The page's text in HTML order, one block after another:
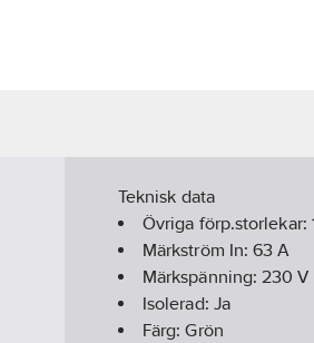
Teknisk data
Övriga förp.storlekar:
Märkström In:63 A
Märkspänning:230 V
Isolerad: Ja
Färg:Grön